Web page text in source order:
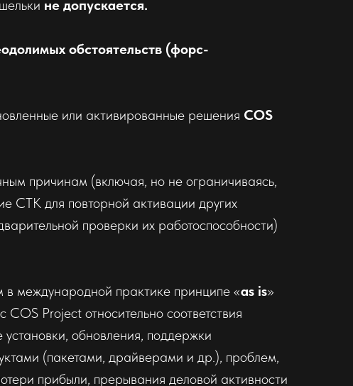
не допускается.
обстоятельств (форс-
или активированные решения COS
причинам (включая, но не ограничиваясь,
CTK для повторной активации других
проверки их работоспособности)
международной практике принципе «as is»
Project относительно соответствия
обновления, поддержки
(пакетами, драйверами и др.), проблем,
прибыли, прерывания деловой активности